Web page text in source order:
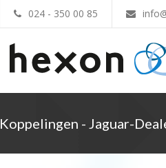
024 - 350 00 85
Koppelingen - Jaguar-